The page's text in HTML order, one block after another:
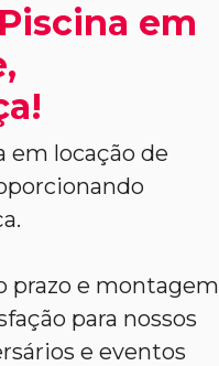
em
em locação de
prazo e montagem
para nossos
e eventos